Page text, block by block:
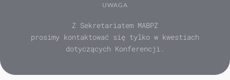
UWAGA
Z Sekretariatem MABPZ
prosimy kontaktować się tylko w kwestiach
dotyczących Konferencji.